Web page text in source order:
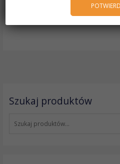
Szukaj produktów
z